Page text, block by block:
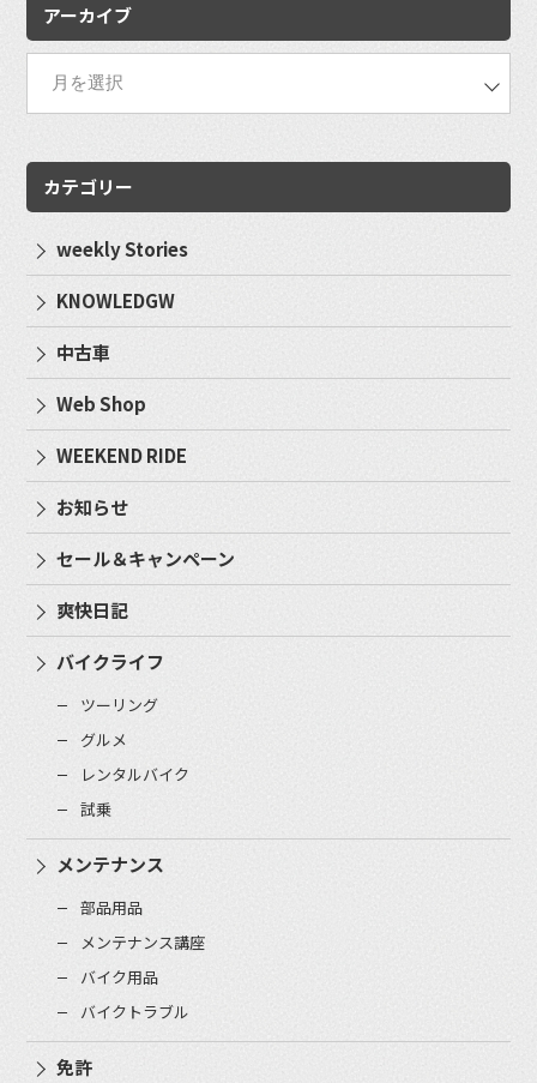
アーカイブ
カテゴリー
weekly Stories
KNOWLEDGW
中古車
Web Shop
WEEKEND RIDE
お知らせ
セール＆キャンペーン
爽快日記
バイクライフ
ツーリング
グルメ
レンタルバイク
試乗
メンテナンス
部品用品
メンテナンス講座
バイク用品
バイクトラブル
免許